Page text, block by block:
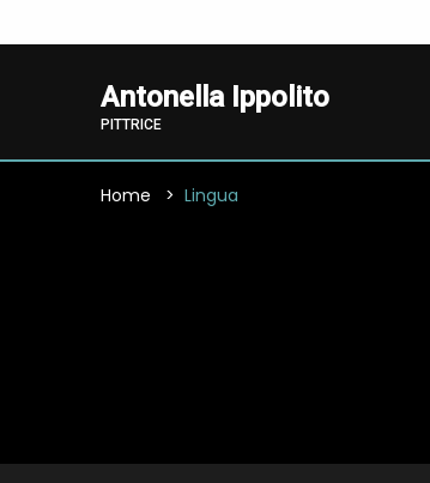
Antonella Ippolito
PITTRICE
Home Lingua